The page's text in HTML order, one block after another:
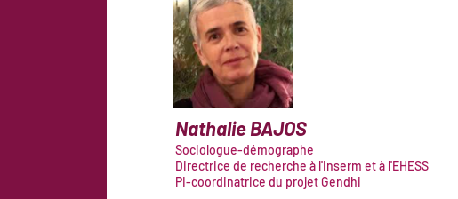
NathalieBAJOS
Sociologue-démographe
Directrice de recherche à l'Inserm et à l'EHESS
PI-coordinatrice du projet Gendhi